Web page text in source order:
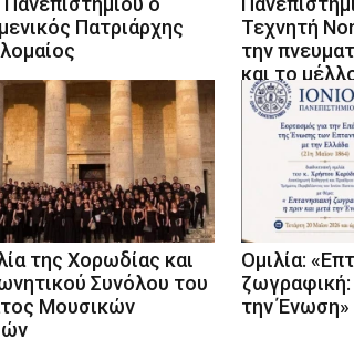
Πατριάρχης
Τεχνητή
την
και το
της Χορωδίας και
Συνόλου του
Μουσικών
Ομιλία:
ζωγραφική:
την Ένωση»